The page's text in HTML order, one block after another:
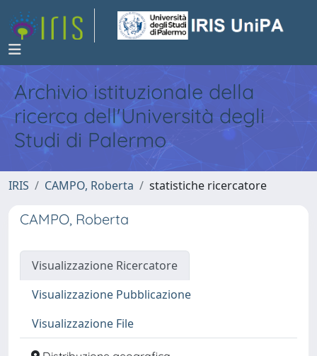
Archivio istituzionale della
ricerca dell'Università degli
Studi di Palermo
IRIS CAMPO, Roberta statistiche ricercatore
CAMPO, Roberta
Visualizzazione Ricercatore
Visualizzazione Pubblicazione
Visualizzazione File